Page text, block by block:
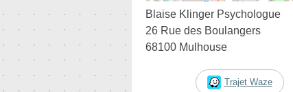
Blaise Klinger Psychologue
26 Rue des Boulangers
68100 Mulhouse
Trajet Waze